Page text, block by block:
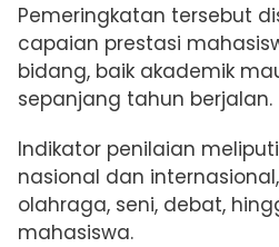
Pemeringkatan tersebut
capaian prestasi
bidang, baik akademik
sepanjang tahun berjalan.
Indikator penilaian
nasional dan
olahraga, seni, debat,
mahasiswa.